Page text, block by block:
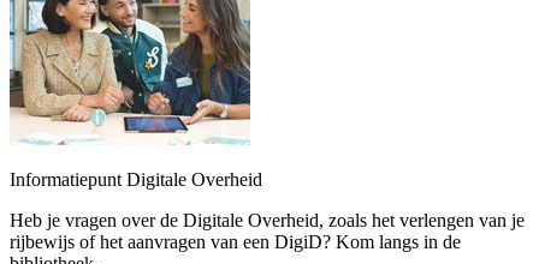
Informatiepunt Digitale Overheid
Heb je vragen over de Digitale Overheid, zoals het verlengen van je
rijbewijs of het aanvragen van een DigiD? Kom langs in de